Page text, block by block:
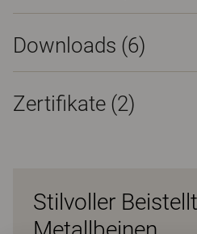
Downloads (6)
Zertifikate (2)
Stilvoller